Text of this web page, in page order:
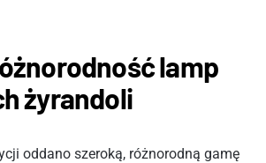
lamp
żyrandoli
oddano szeroką, różnorodną gamę